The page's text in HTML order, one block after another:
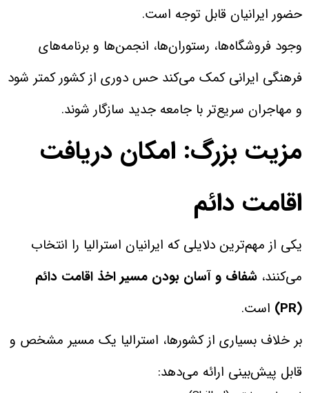
حضور ایرانیان قابل توجه است.
وجود فروشگاه‌ها، رستوران‌ها، انجمن‌ها و برنامه‌های
فرهنگی ایرانی کمک می‌کند حس دوری از کشور کمتر شود
و مهاجران سریع‌تر با جامعه جدید سازگار شوند.
مزیت بزرگ: امکان دریافت
اقامت دائم
یکی از مهم‌ترین دلایلی که ایرانیان استرالیا را انتخاب
می‌کنند، شفاف و آسان بودن مسیر اخذ اقامت دائم
(PR)
است.
بر خلاف بسیاری از کشورها، استرالیا یک مسیر مشخص و
قابل پیش‌بینی ارائه می‌دهد: